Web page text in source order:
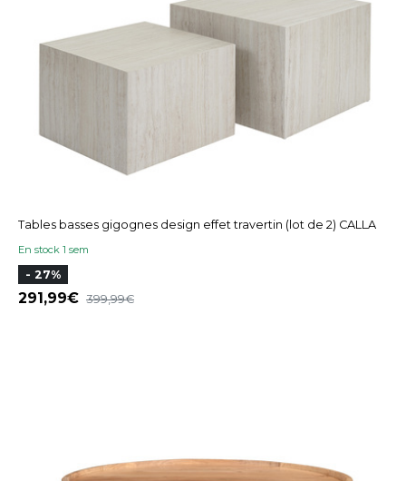
Tables basses gigognes design effet travertin (lot de 2) CALLA
En stock 1 sem
- 27%
291,99 399,99